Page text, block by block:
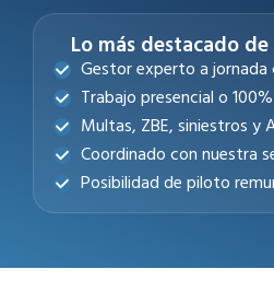
Lo más destacado
Gestor experto a
Trabajo presencial o
Multas, ZBE, siniestros y
Coordinado con nuestra
Posibilidad de piloto